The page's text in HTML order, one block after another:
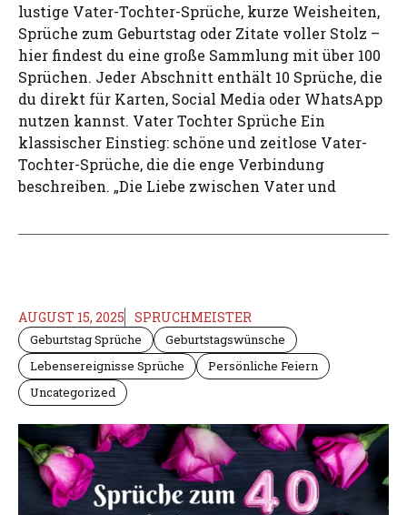
lustige Vater-Tochter-Sprüche, kurze Weisheiten,
Sprüche zum Geburtstag oder Zitate voller Stolz –
hier findest du eine große Sammlung mit über 100
Sprüchen. Jeder Abschnitt enthält 10 Sprüche, die
du direkt für Karten, Social Media oder WhatsApp
nutzen kannst. Vater Tochter Sprüche Ein
klassischer Einstieg: schöne und zeitlose Vater-
Tochter-Sprüche, die die enge Verbindung
beschreiben. „Die Liebe zwischen Vater und
AUGUST 15, 2025 SPRUCHMEISTER
Geburtstag Sprüche
Geburtstagswünsche
Lebensereignisse Sprüche
Persönliche Feiern
Uncategorized